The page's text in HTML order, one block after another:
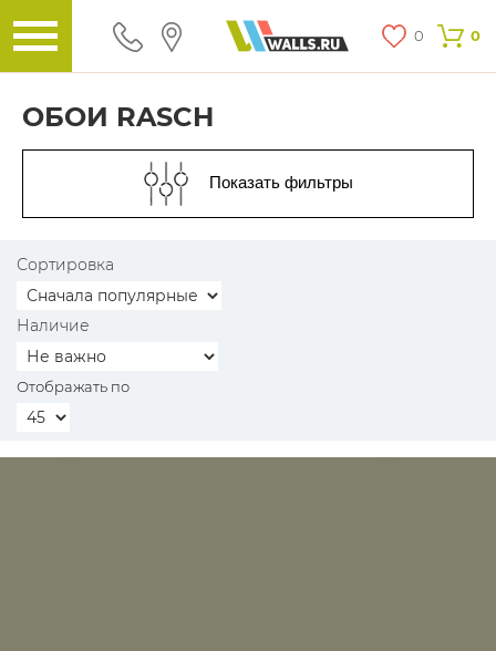
0 0
ОБОИ RASCH
Показать фильтры
Сортировка
Наличие
Отображать по